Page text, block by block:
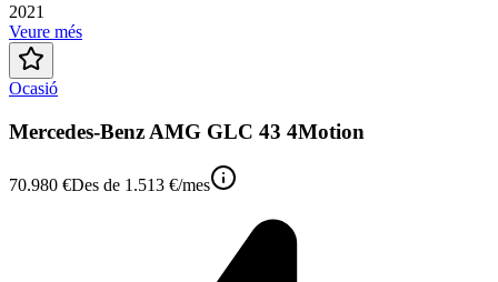
2021
Veure més
Ocasió
Mercedes-Benz AMG GLC 43 4Motion
70.980 €Des de 1.513 €/mes